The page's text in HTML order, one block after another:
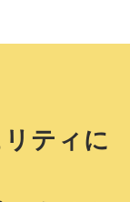
ティに